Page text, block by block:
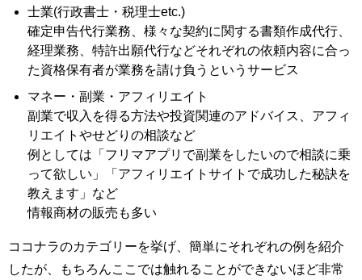
士業(行政書士・税理士etc.)
確定申告代行業務、様々な契約に関する書類作成代行、
経理業務、特許出願代行などそれぞれの依頼内容に合っ
た資格保有者が業務を請け負うというサービス
マネー・副業・アフィリエイト
副業で収入を得る方法や投資関連のアドバイス、アフィ
リエイトやせどりの相談など
例としては「フリマアプリで副業をしたいので相談に乗
って欲しい」「アフィリエイトサイトで成功した秘訣を
教えます」など
情報商材の販売も多い
ココナラのカテゴリーを挙げ、簡単にそれぞれの例を紹介
したが、もちろんここでは触れることができないほど非常